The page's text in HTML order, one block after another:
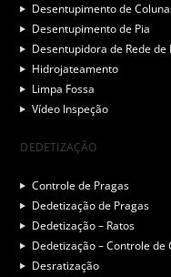
Desentupimento de
Desentupimento de Pia
Desentupidora de Rede de
Hidrojateamento
Limpa Fossa
Vídeo Inspeção
DEDETIZAÇÃO
Controle de Pragas
Dedetização de Pragas
Dedetização – Ratos
Dedetização – Controle de
Desratização